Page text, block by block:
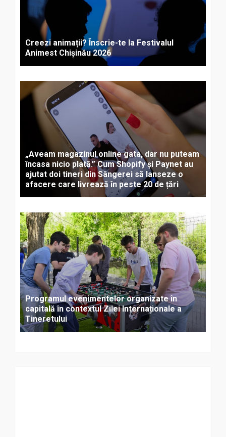
Creezi animații? Înscrie-te la Festivalul
Animest Chișinău 2026
„Aveam magazinul online gata, dar nu puteam
încasa nicio plată.” Cum Shopify și Paynet au
ajutat doi tineri din Sângerei să lanseze o
afacere care livrează în peste 20 de țări
Programul evenimentelor organizate în
capitală în contextul Zilei Internaționale a
Tineretului